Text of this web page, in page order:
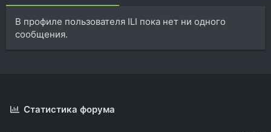
В профиле пользователя ILI пока нет ни одного
сообщения.
Статистика форума